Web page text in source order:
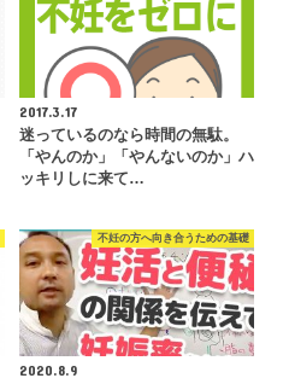
2017.3.17
迷っているのなら時間の無駄。
「やんのか」「やんないのか」ハ
ッキリしに来て…
不妊の方へ向き合うための基礎
2020.8.9